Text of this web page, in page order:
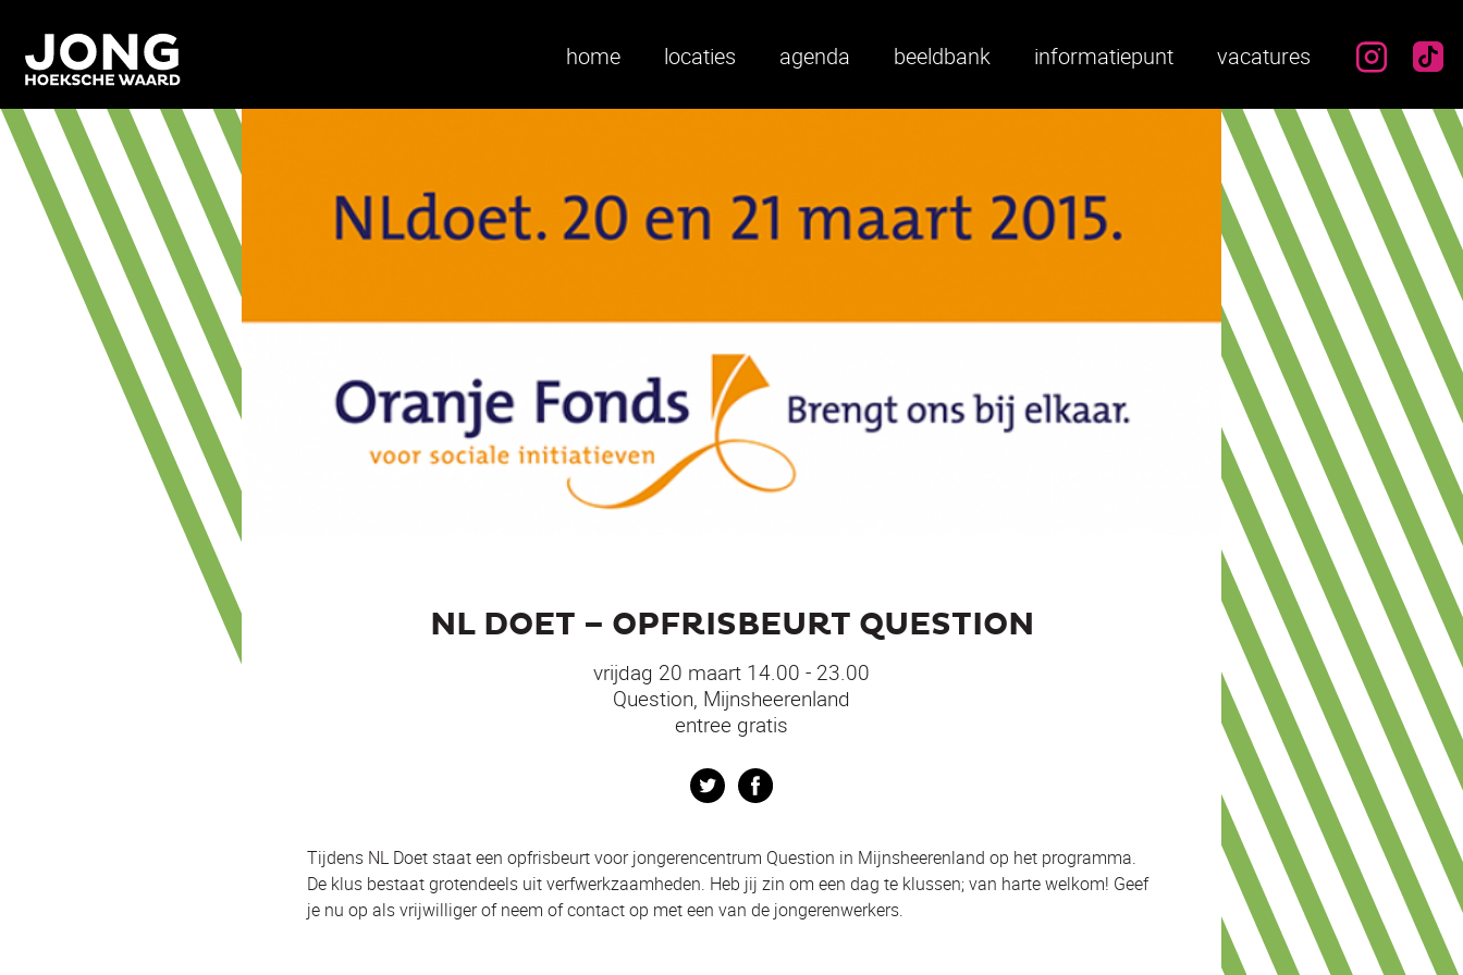
home locaties agenda beeldbank informatiepunt vacatures
NL DOET – OPFRISBEURT QUESTION
vrijdag 20 maart 14.00 - 23.00
Question, Mijnsheerenland
entree gratis
Twitter
Tijdens NL Doet staat een opfrisbeurt voor jongerencentrum Question in Mijnsheerenland op het programma.
De klus bestaat grotendeels uit verfwerkzaamheden. Heb jij zin om een dag te klussen; van harte welkom! Geef
je nu op als vrijwilliger of neem of contact op met een van de jongerenwerkers.